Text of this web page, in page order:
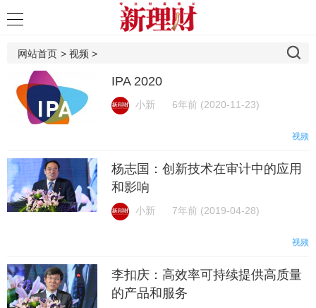
网站首页 > 视频 >
IPA 2020
小新 6年前 (2020-11-23)
视频
杨志国：创新技术在审计中的应用
和影响
小新 7年前 (2019-04-28)
视频
李扣庆：高效率可持续提供高质量
的产品和服务